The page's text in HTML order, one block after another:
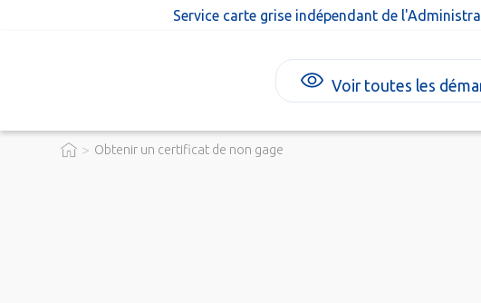
Service carte grise indépendant de
Voir toutes les
> Obtenir un certificat de non gage